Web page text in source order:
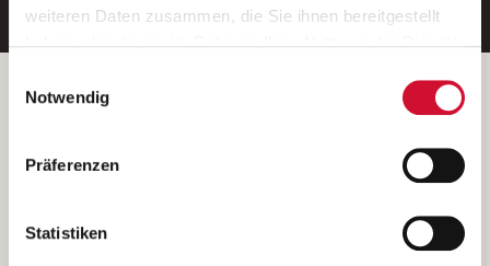
weiteren Daten zusammen, die Sie ihnen bereitgestellt
Wenn Sie auf „Cookies zulassen“ klicken, so stimmen
Sie der Speicherung sämtlicher Cookies zu. Sie können
Ihre Einwilligung selbstverständlich jederzeit widerrufen,
indem Sie die Cookie-Einstellungen aufrufen und diese
unsererDatenschutzerklärung
Notwendig
Präferenzen
Statistiken
Betreiber der Webseite
Kantstraße 45a
(Ein Tochterunternehmen des AWO Bezirksverbandes Unterfranken
e.V.)